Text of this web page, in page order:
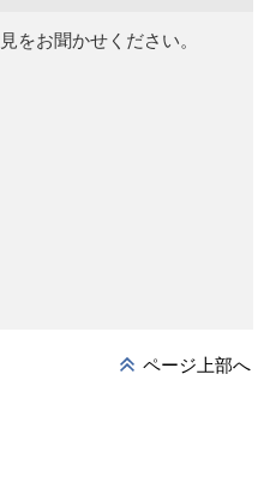
をお聞かせください。
ページ上部へ